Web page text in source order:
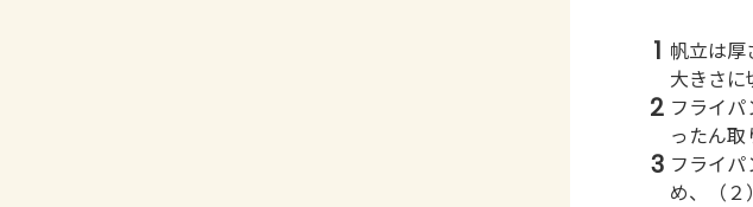
1 帆立は厚
大きさに
2 フライ
ったん取
3 フライ
め、（２